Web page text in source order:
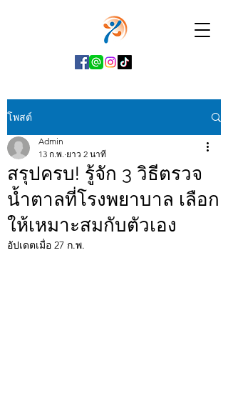
โพสต์
สรุปครบ! รู้จัก 3 วิธีตรวจ
น้ำตาลที่โรงพยาบาล เลือก
ให้เหมาะสมกับตัวเอง
Admin
13 ก.พ. ยาว 2 นาที
อัปเดตเมื่อ 27 ก.พ.